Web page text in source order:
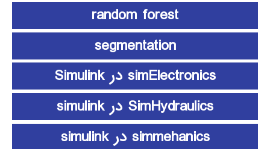
random forest
segmentation
simElectronics در Simulink
SimHydraulics در simulink
simmehanics در simulink